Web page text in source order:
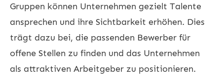
Gruppen können Unternehmen gezielt Talente
ansprechen und ihre Sichtbarkeit erhöhen. Dies
trägt dazu bei, die passenden Bewerber für
offene Stellen zu finden und das Unternehmen
als attraktiven Arbeitgeber zu positionieren.